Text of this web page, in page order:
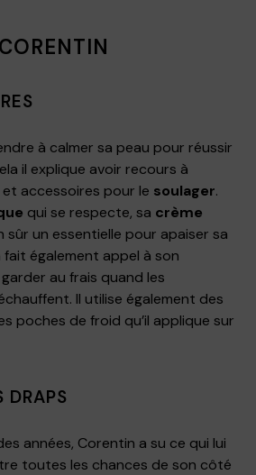
à calmer sa peau pour réussir
il explique avoir recours à
accessoires pour le soulager.
qui se respecte, sa crème
sûr un essentielle pour apaiser sa
fait également appel à son
au frais quand les
Il utilise également des
poches de froid qu’il applique sur
DRAPS
années, Corentin a su ce qui lui
toutes les chances de son côté